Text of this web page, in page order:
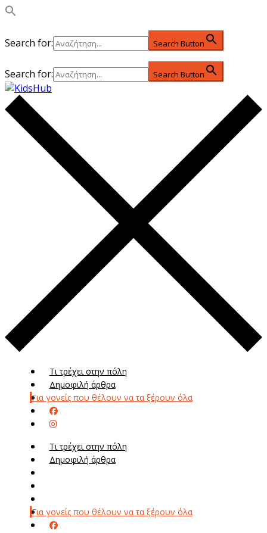
Search for: Search Button
Search for: Search Button
Τι τρέχει στην πόλη
Δημοφιλή άρθρα
Για γονείς που θέλουν να τα ξέρουν όλα
Τι τρέχει στην πόλη
Δημοφιλή άρθρα
Για γονείς που θέλουν να τα ξέρουν όλα